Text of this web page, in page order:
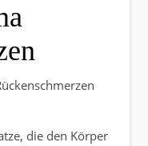
die den Körper